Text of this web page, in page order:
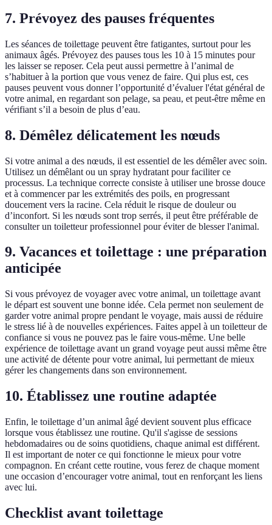
7. Prévoyez des pauses fréquentes
Les séances de toilettage peuvent être fatigantes, surtout pour les
animaux âgés. Prévoyez des pauses tous les 10 à 15 minutes pour
les laisser se reposer. Cela peut aussi permettre à l’animal de
s’habituer à la portion que vous venez de faire. Qui plus est, ces
pauses peuvent vous donner l’opportunité d’évaluer l'état général de
votre animal, en regardant son pelage, sa peau, et peut-être même en
vérifiant s’il a besoin de plus d’eau.
8. Démêlez délicatement les nœuds
Si votre animal a des nœuds, il est essentiel de les démêler avec soin.
Utilisez un démêlant ou un spray hydratant pour faciliter ce
processus. La technique correcte consiste à utiliser une brosse douce
et à commencer par les extrémités des poils, en progressant
doucement vers la racine. Cela réduit le risque de douleur ou
d’inconfort. Si les nœuds sont trop serrés, il peut être préférable de
consulter un toiletteur professionnel pour éviter de blesser l'animal.
9. Vacances et toilettage : une préparation
anticipée
Si vous prévoyez de voyager avec votre animal, un toilettage avant
le départ est souvent une bonne idée. Cela permet non seulement de
garder votre animal propre pendant le voyage, mais aussi de réduire
le stress lié à de nouvelles expériences. Faites appel à un toiletteur de
confiance si vous ne pouvez pas le faire vous-même. Une belle
expérience de toilettage avant un grand voyage peut aussi même être
une activité de détente pour votre animal, lui permettant de mieux
gérer les changements dans son environnement.
10. Établissez une routine adaptée
Enfin, le toilettage d’un animal âgé devient souvent plus efficace
lorsque vous établissez une routine. Qu'il s'agisse de sessions
hebdomadaires ou de soins quotidiens, chaque animal est différent.
Il est important de noter ce qui fonctionne le mieux pour votre
compagnon. En créant cette routine, vous ferez de chaque moment
une occasion d’encourager votre animal, tout en renforçant les liens
avec lui.
Checklist avant toilettage